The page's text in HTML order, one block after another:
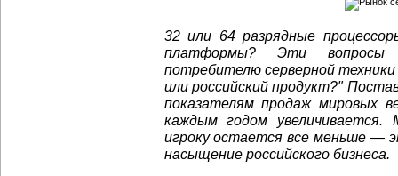
32 или 64 разрядные
платформы? Эти вопросы
потребителю серверной
или российский продукт?"
показателям продаж мировых
каждым годом
игроку остается все меньше —
насыщение российского бизнеса.